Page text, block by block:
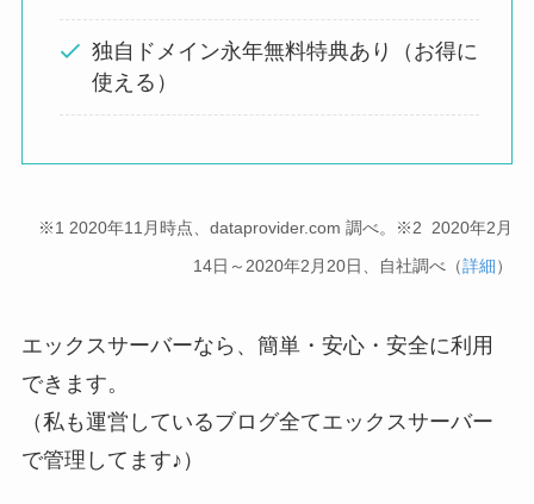
独自ドメイン永年無料特典あり（お得に
使える）
※1 2020年11月時点、dataprovider.com 調べ。※2 2020年2月
14日～2020年2月20日、自社調べ（詳細）
エックスサーバーなら、簡単・安心・安全に利用
できます。
（私も運営しているブログ全てエックスサーバー
で管理してます♪）